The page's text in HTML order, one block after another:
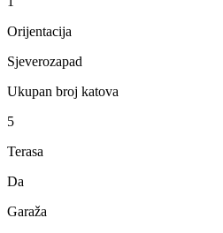
Orijentacija
Sjeverozapad
Ukupan broj katova
5
Terasa
Da
Garaža